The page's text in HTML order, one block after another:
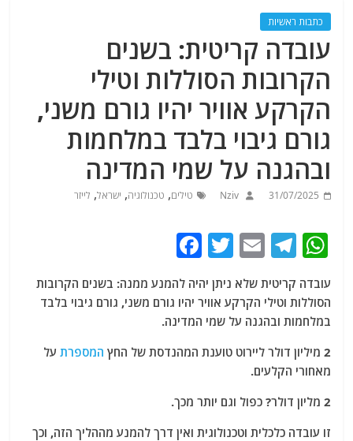
כתבות ראשיות
עובדה קריטית: בשנים
הקרובות הסוללות וטילי
הקרקע אוויר יהיו גורם משני,
גורם גיבוי בלבד במלחמות
ובהגנה על שמי המדינה
31/07/2025
Nziv טילים, טכנולוגיה, ישראל, לייזר
W
at
s
A
p
p
T
e
g
ra
m
E
ai
l
T
itt
er
c
e
b
o
k
עובדה קריטית שלא ניתן יהיה להמנע ממנה: בשנים הקרובות
הסוללות וטילי הקרקע אוויר יהיו גורם משני, גורם גיבוי בלבד
במלחמות ובהגנה על שמי המדינה.
2 מיליון דולר ליירוט טוענת המהנדסת של החץ
המספרת על
מאחורי הקלעים.
2 מליון דולר? כפול וגם יותר מכך.
זו עובדה כלכלית וטכנולוגית ואין דרך להמנע מההליך הזה, וכך